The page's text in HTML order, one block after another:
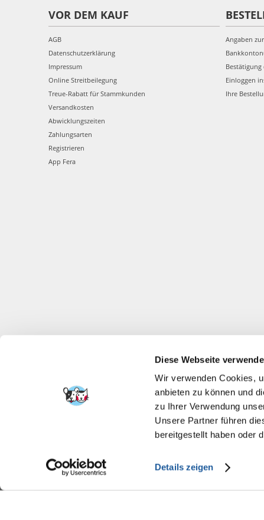
Diese Webseite
Wir verwenden Cookies,
anbieten zu können und
zu Ihrer Verwendung
Unsere Partner führen
bereitgestellt haben oder
Details zeigen
VOR DEM KAUF
AGB
Datenschutzerklärung
Impressum
Online Streitbeilegung
Treue-Rabatt für Stammkunden
Versandkosten
Abwicklungszeiten
Zahlungsarten
Registrieren
App Fera
Angaben
Einloggen
Ihre